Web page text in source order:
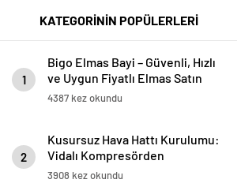
KATEGORİNİN POPÜLERLERİ
1
Bigo Elmas Bayi – Güvenli, Hızlı
ve Uygun Fiyatlı Elmas Satın
Almanın Yeni Adresi
4387 kez okundu
2
Kusursuz Hava Hattı Kurulumu:
Vidalı Kompresörden
Tabancaya Tam Performans
3908 kez okundu